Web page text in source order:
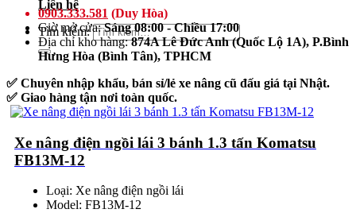
Liên hệ
Tìm kiếm:
0903.333.581 (Duy Hòa)
Giờ mở cửa:Sáng 08:00 - Chiều 17:00
Địa chỉ kho hàng:874A Lê Đức Anh (Quốc Lộ 1A), P.Bình
Hưng Hòa (Bình Tân), TPHCM
✅ Chuyên nhập khẩu, bán sỉ/lẻ xe nâng cũ đấu giá tại Nhật.
✅ Giao hàng tận nơi toàn quốc.
Xe nâng điện ngồi lái 3 bánh 1.3 tấn Komatsu
FB13M-12
Loại: Xe nâng điện ngồi lái
Model: FB13M-12